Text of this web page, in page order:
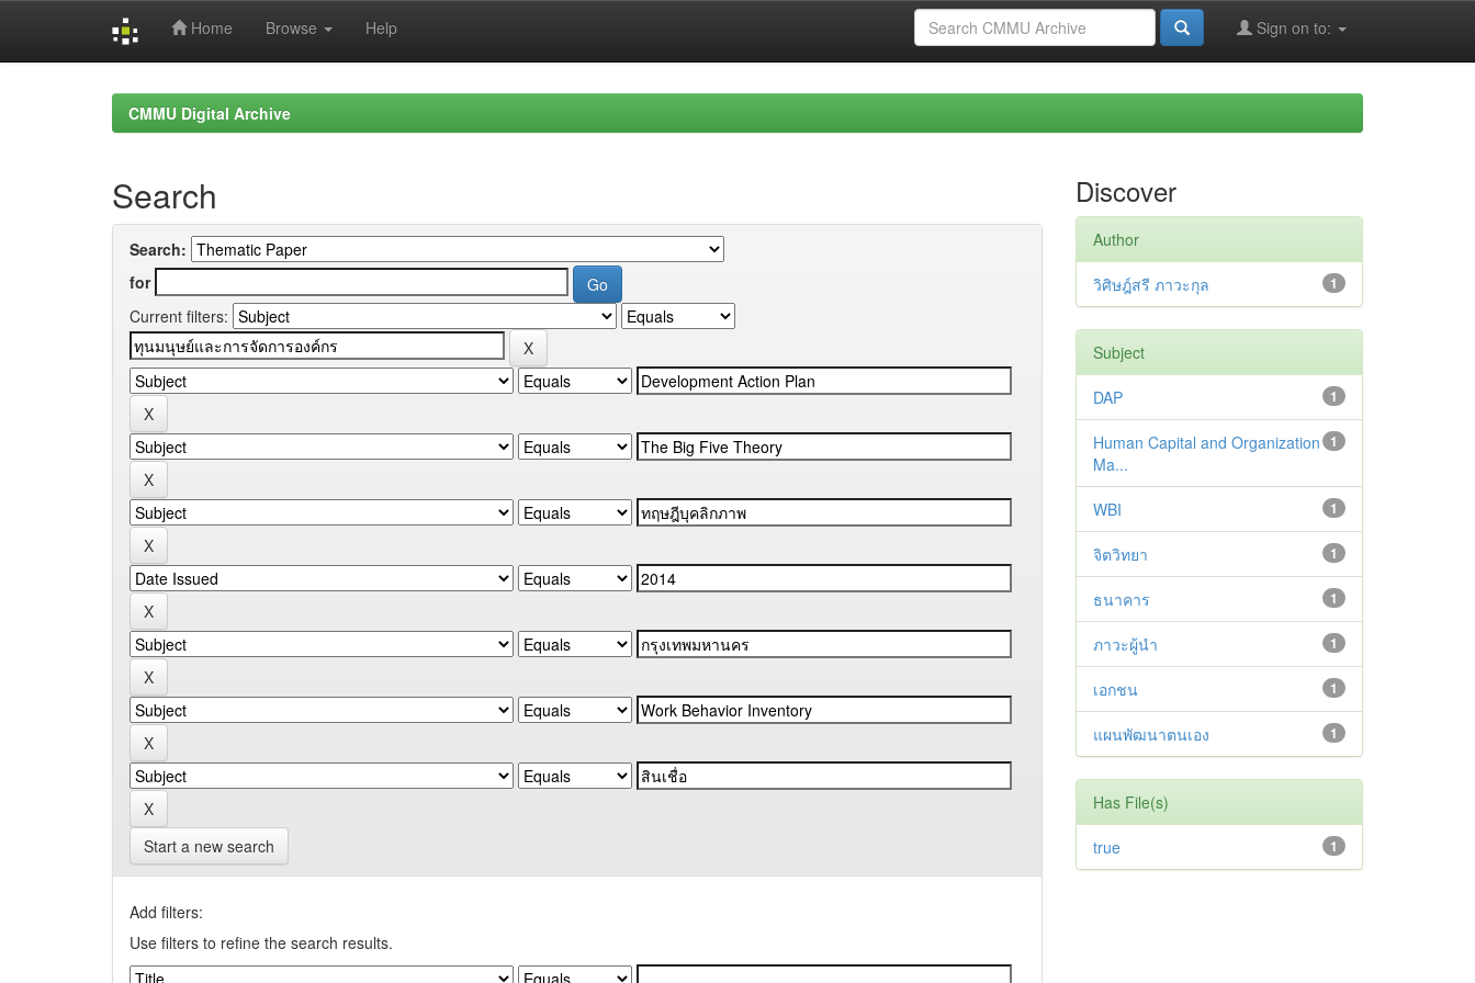
Home Browse Help Sign on to:
CMMU Digital Archive
Search
Search:
for
Current filters:
Start a new search
Add filters:
Use filters to refine the search results.
Discover
Author
1
วิศิษฎ์สรี ภาวะกุล
Subject
1
DAP
1
Human Capital and Organization
Ma...
1
WBI
1
จิตวิทยา
1
ธนาคาร
1
ภาวะผู้นำ
1
เอกชน
1
แผนพัฒนาตนเอง
Has File(s)
1
true